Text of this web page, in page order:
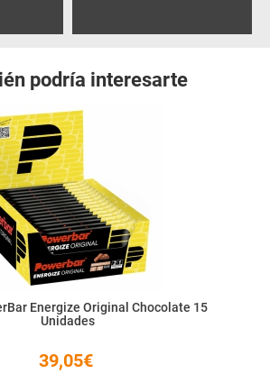
podría interesarte
Energize Original Chocolate 15
Unidades
39,05€